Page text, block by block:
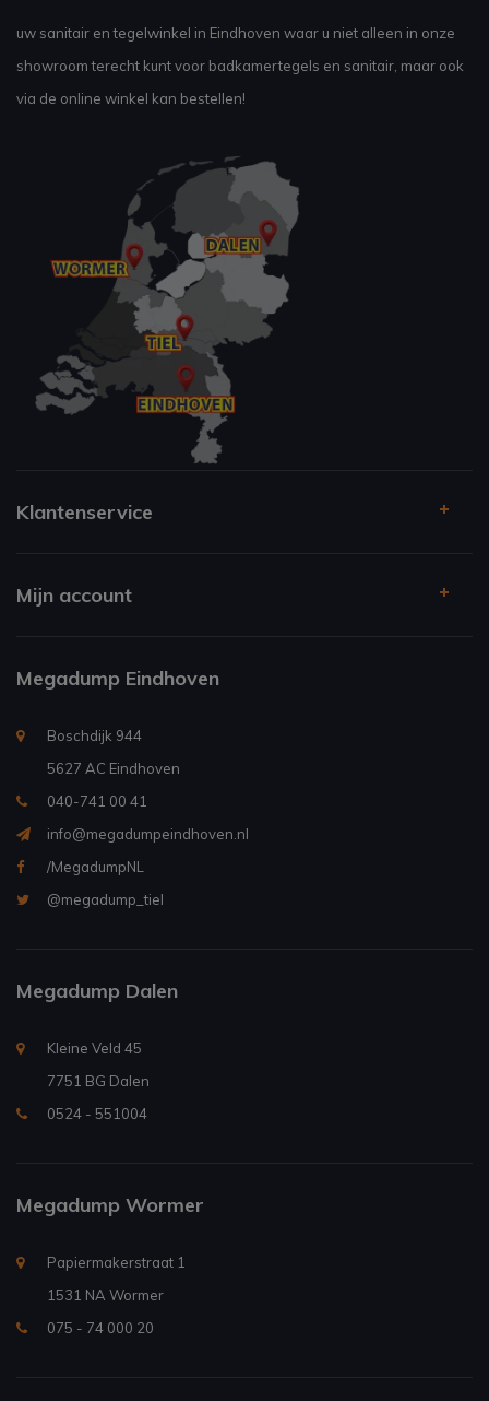
uw sanitair en tegelwinkel in Eindhoven waar u niet alleen in onze
showroom terecht kunt voor badkamertegels en sanitair, maar ook
via de online winkel kan bestellen!
Klantenservice
Mijn account
Megadump Eindhoven
Boschdijk 944
5627 AC Eindhoven
040-741 00 41
info@megadumpeindhoven.nl
/MegadumpNL
@megadump_tiel
Megadump Dalen
Kleine Veld 45
7751 BG Dalen
0524 - 551004
Megadump Wormer
Papiermakerstraat 1
1531 NA Wormer
075 - 74 000 20